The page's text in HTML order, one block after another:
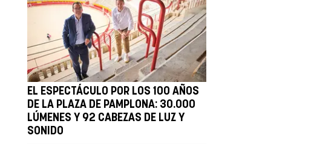
EL ESPECTÁCULO POR LOS 100 AÑOS
DE LA PLAZA DE PAMPLONA: 30.000
LÚMENES Y 92 CABEZAS DE LUZ Y
SONIDO